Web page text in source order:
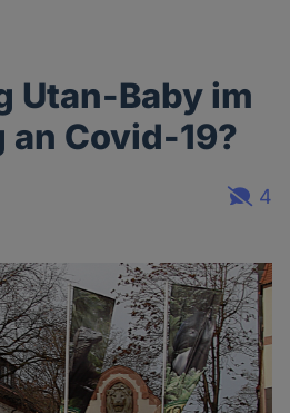
Utan-Baby im
an Covid-19?
4